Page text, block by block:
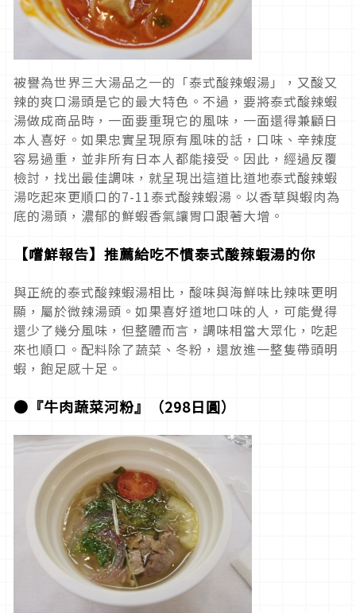
被譽為世界三大湯品之一的「泰式酸辣蝦湯」，又酸又
辣的爽口湯頭是它的最大特色。不過，要將泰式酸辣蝦
湯做成商品時，一面要重現它的風味，一面還得兼顧日
本人喜好。如果忠實呈現原有風味的話，口味、辛辣度
容易過重，並非所有日本人都能接受。因此，經過反覆
檢討，找出最佳調味，就呈現出這道比道地泰式酸辣蝦
湯吃起來更順口的7-11泰式酸辣蝦湯。以香草與蝦肉為
底的湯頭，濃郁的鮮蝦香氣讓胃口跟著大增。
【嚐鮮報告】推薦給吃不慣泰式酸辣蝦湯的你
與正統的泰式酸辣蝦湯相比，酸味與海鮮味比辣味更明
顯，屬於微辣湯頭。如果喜好道地口味的人，可能覺得
還少了幾分風味，但整體而言，調味相當大眾化，吃起
來也順口。配料除了蔬菜、冬粉，還放進一整隻帶頭明
蝦，飽足感十足。
●『牛肉蔬菜河粉』（298日圓）